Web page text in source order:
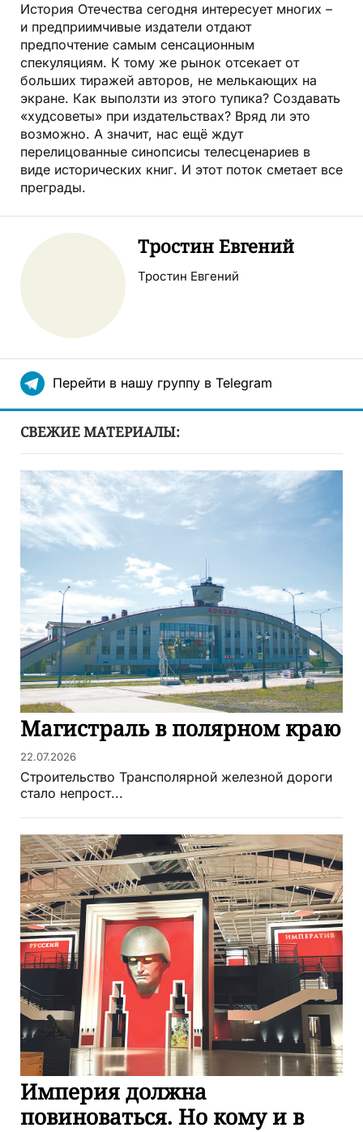
История Отечества сегодня интересует многих –
и предприимчивые издатели отдают
предпочтение самым сенсационным
спекуляциям. К тому же рынок отсекает от
больших тиражей авторов, не мелькающих на
экране. Как выползти из этого тупика? Создавать
«худсоветы» при издательствах? Вряд ли это
возможно. А значит, нас ещё ждут
перелицованные синопсисы телесценариев в
виде исторических книг. И этот поток сметает все
преграды.
Тростин Евгений
Тростин Евгений
Перейти в нашу группу в Telegram
СВЕЖИЕ МАТЕРИАЛЫ:
Магистраль в полярном краю
22.07.2026
Строительство Трансполярной железной дороги
стало непрост...
Империя должна
повиноваться. Но кому и в